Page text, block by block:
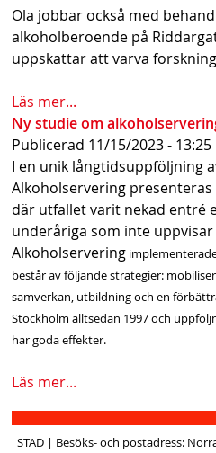
Ola jobbar också med
alkoholberoende på
uppskattar att varva
Läs mer...
Ny studie om
Publicerad 11/15/2023 - 13:25
I en unik långtidsuppföljning
Alkoholservering
där utfallet varit nekad entré
underåriga som inte
Alkoholservering
består av följande strategier:
samverkan, utbildning och en
Stockholm alltsedan 1997 och
har goda effekter.
Läs mer...
STAD | Besöks- och postadress: